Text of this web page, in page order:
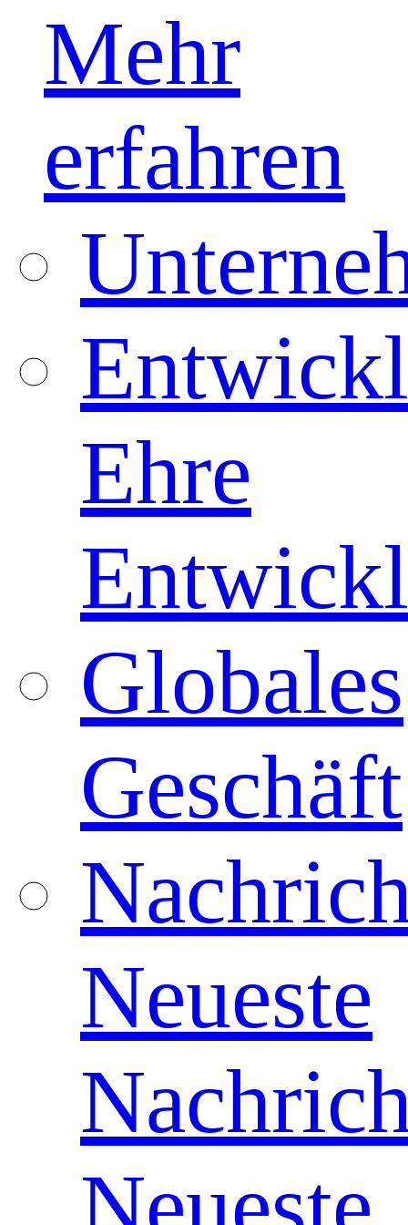
Mehr
erfahren
Ehre
Globales
Geschäft
Neueste